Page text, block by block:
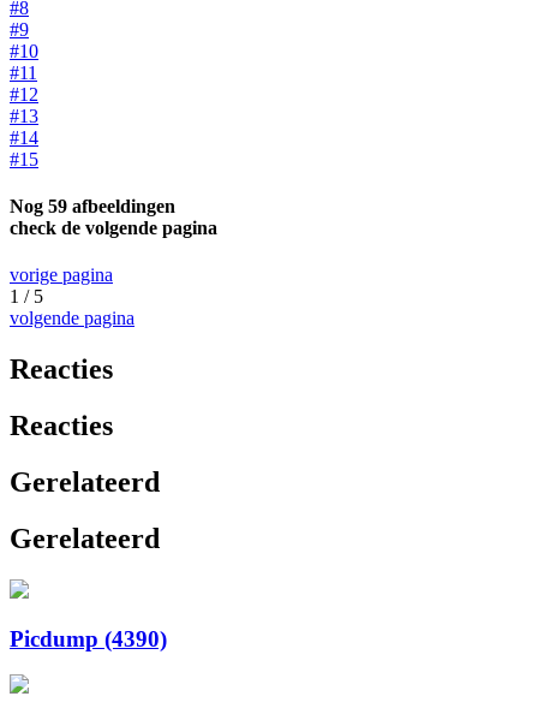
#8
#9
#10
#11
#12
#13
#14
#15
Nog 59 afbeeldingen
check de volgende pagina
vorige pagina
1 / 5
volgende pagina
Reacties
Reacties
Gerelateerd
Gerelateerd
Picdump (4390)